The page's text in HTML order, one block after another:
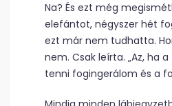
Na? És ezt még
elefántot, négyszer hét
ezt már nem tudhatta.
nem. Csak leírta. „Az, ha
tenni fogingerálom és a